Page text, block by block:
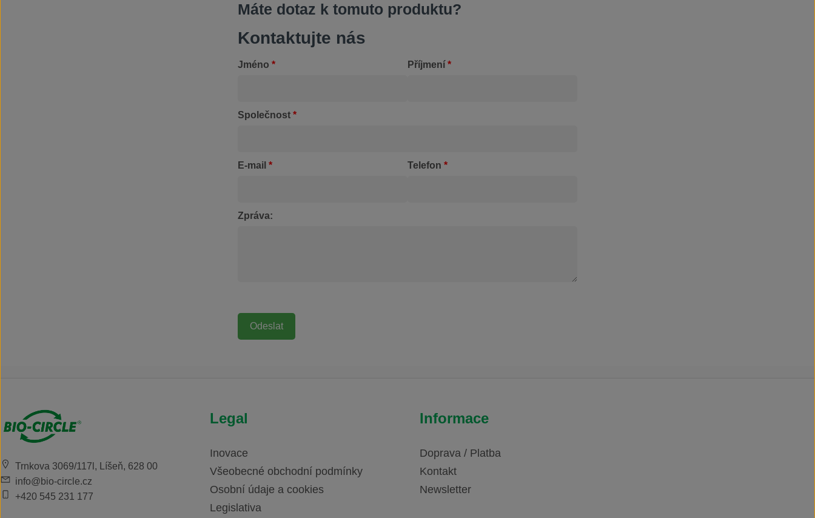
Máte dotaz k tomuto produktu?
Kontaktujte nás
Jméno * Příjmení *
Společnost *
E-mail * Telefon *
Zpráva:
Trnkova 3069/117l, Líšeň, 628 00
info@bio-circle.cz
+420 545 231 177
Legal
Inovace
Všeobecné obchodní podmínky
Osobní údaje a cookies
Legislativa
Informace
Doprava / Platba
Kontakt
Newsletter